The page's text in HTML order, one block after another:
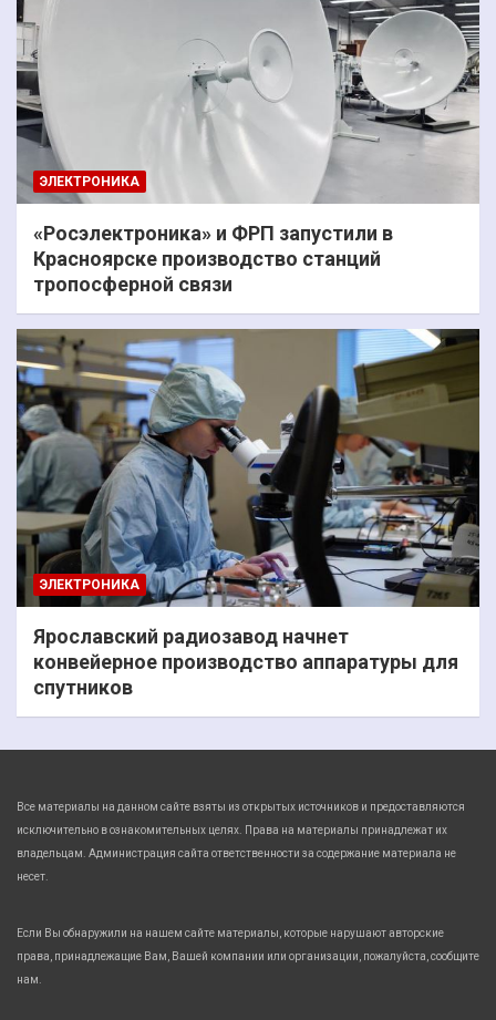
ЭЛЕКТРОНИКА
«Росэлектроника» и ФРП запустили в
Красноярске производство станций
тропосферной связи
ЭЛЕКТРОНИКА
Ярославский радиозавод начнет
конвейерное производство аппаратуры для
спутников
Все материалы на данном сайте взяты из открытых источников и предоставляются
исключительно в ознакомительных целях. Права на материалы принадлежат их
владельцам. Администрация сайта ответственности за содержание материала не
несет.
Если Вы обнаружили на нашем сайте материалы, которые нарушают авторские
права, принадлежащие Вам, Вашей компании или организации, пожалуйста, сообщите
нам.